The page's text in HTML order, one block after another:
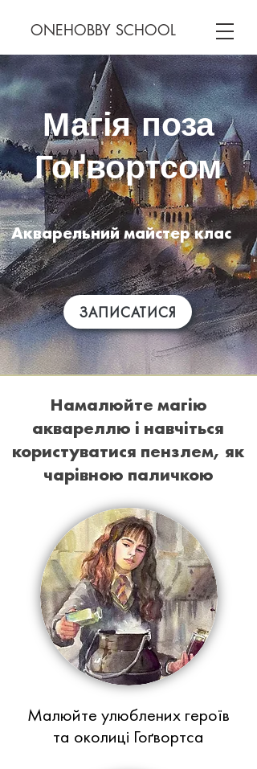
ONEHOBBY SCHOOL
Магія поза
Гоґвортсом
Акварельний майстер клас
ЗАПИСАТИСЯ
Намалюйте магію
аквареллю і навчіться
користуватися пензлем, як
чарівною паличкою
Малюйте улюблених героїв
та околиці Гоґвортса